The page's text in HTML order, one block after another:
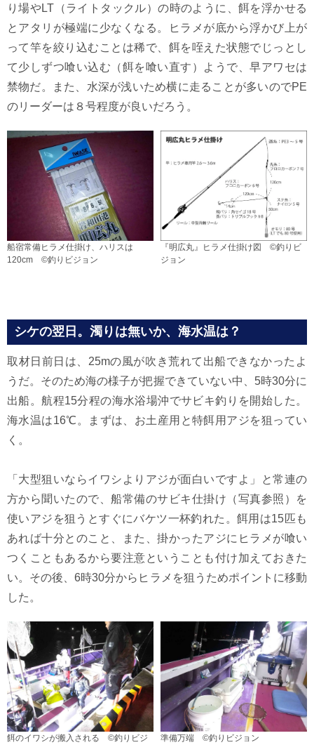
り場やLT（ライトタックル）の時のように、餌を浮かせる
とアタリが極端に少なくなる。ヒラメが底から浮かび上が
って竿を絞り込むことは稀で、餌を咥えた状態でじっとし
て少しずつ喰い込む（餌を喰い直す）ようで、早アワセは
禁物だ。また、水深が浅いため横に走ることが多いのでPE
のリーダーは８号程度が良いだろう。
船宿常備ヒラメ仕掛け、ハリスは
120cm ©釣りビジョン
『明広丸』ヒラメ仕掛け図 ©釣りビ
ジョン
シケの翌日。濁りは無いか、海水温は？
取材日前日は、25mの風が吹き荒れて出船できなかったよ
うだ。そのため海の様子が把握できていない中、5時30分に
出船。航程15分程の海水浴場沖でサビキ釣りを開始した。
海水温は16℃。まずは、お土産用と特餌用アジを狙ってい
く。
「大型狙いならイワシよりアジが面白いですよ」と常連の
方から聞いたので、船常備のサビキ仕掛け（写真参照）を
使いアジを狙うとすぐにバケツ一杯釣れた。餌用は15匹も
あれば十分とのこと、また、掛かったアジにヒラメが喰い
つくこともあるから要注意ということも付け加えておきた
い。その後、6時30分からヒラメを狙うためポイントに移動
した。
餌のイワシが搬入される ©釣りビジ 準備万端 ©釣りビジョン